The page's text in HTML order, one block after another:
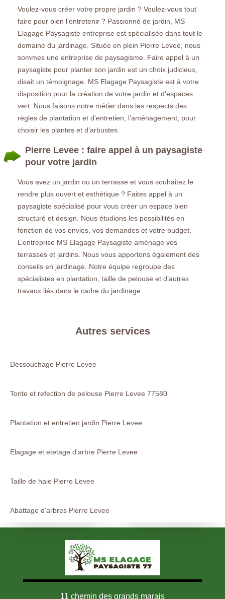
Voulez-vous créer votre propre jardin ? Voulez-vous tout
faire pour bien l’entretenir ? Passionné de jardin, MS
Elagage Paysagiste entreprise est spécialisée dans tout le
domaine du jardinage. Située en plein Pierre Levee, nous
sommes une entreprise de paysagisme. Faire appel à un
paysagiste pour planter son jardin est un choix judicieux,
disait un témoignage. MS Elagage Paysagiste est à votre
disposition pour la création de votre jardin et d'espaces
vert. Nous faisons notre métier dans les respects des
règles de plantation et d'entretien, l’aménagement, pour
choisir les plantes et d’arbustes.
Pierre Levee : faire appel à un paysagiste
pour votre jardin
Vous avez un jardin ou un terrasse et vous souhaitez le
rendre plus ouvert et esthétique ? Faites appel à un
paysagiste spécialisé pour vous créer un espace bien
structuré et design. Nous étudions les possibilités en
fonction de vos envies, vos demandes et votre budget.
L’entreprise MS Elagage Paysagiste aménage vos
terrasses et jardins. Nous vous apportons également des
conseils en jardinage. Notre équipe regroupe des
spécialistes en plantation, taille de pelouse et d’autres
travaux liés dans le cadre du jardinage.
Autres services
Déssouchage Pierre Levee
Tonte et refection de pelouse Pierre Levee 77580
Plantation et entretien jardin Pierre Levee
Elagage et etetage d'arbre Pierre Levee
Taille de haie Pierre Levee
Abattage d'arbres Pierre Levee
11 chemin des grands marais